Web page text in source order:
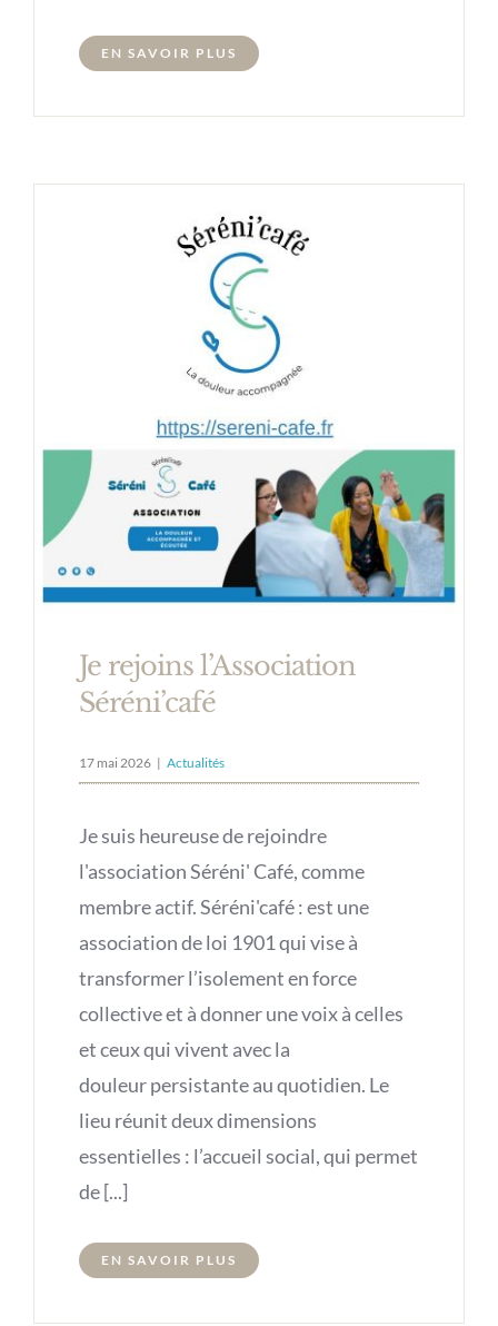
EN SAVOIR PLUS
Je rejoins l’Association
Séréni’café
17 mai 2026 | Actualités
Je suis heureuse de rejoindre
l'association Séréni' Café, comme
membre actif. Séréni'café : est une
association de loi 1901 qui vise à
transformer l’isolement en force
collective et à donner une voix à celles
et ceux qui vivent avec la
douleur persistante au quotidien. Le
lieu réunit deux dimensions
essentielles : l’accueil social, qui permet
de [...]
EN SAVOIR PLUS